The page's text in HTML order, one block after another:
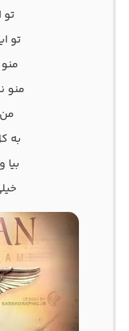
تو
منو
به